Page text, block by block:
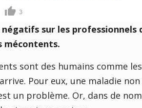
négatifs sur les
mécontents.
sont des humains comme
Pour eux, une maladie
un problème. Or, dans de